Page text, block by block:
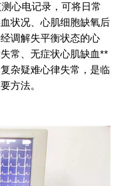
心电记录，可将日常
状况、心肌细胞缺氧后
调解失平衡状态的心
常、无症状心肌缺血**
杂疑难心律失常，是临
方法。